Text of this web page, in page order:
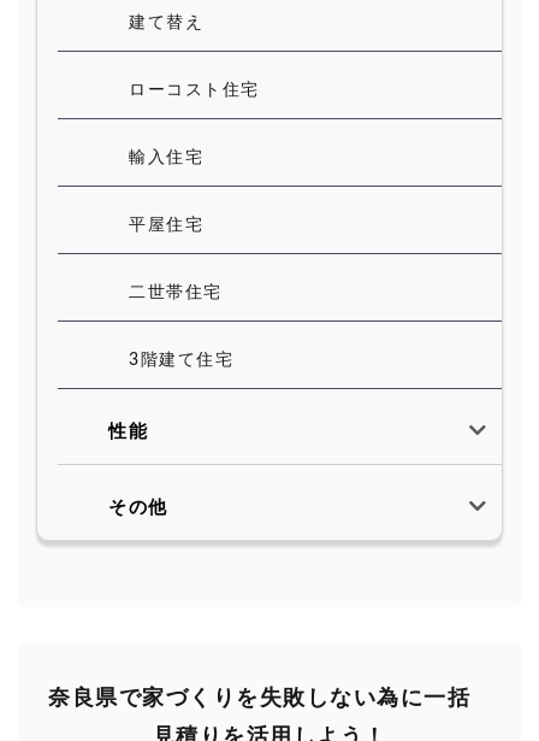
建て替え
ローコスト住宅
輸入住宅
平屋住宅
二世帯住宅
3階建て住宅
性能
その他
奈良県で家づくりを失敗しない為に一括